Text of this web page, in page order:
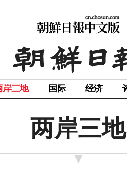
岸三地 国际 经济
两岸三地